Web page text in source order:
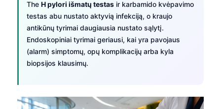
The H pylori išmatų testas ir karbamido kvėpavimo
testas abu nustato aktyvią infekciją, o kraujo
antikūnų tyrimai daugiausia nustato sąlytį.
Endoskopiniai tyrimai geriausi, kai yra pavojaus
(alarm) simptomų, opų komplikacijų arba kyla
biopsijos klausimų.
Српски језик
Bosanski
Azərbaycan dili
Eesti
日本語